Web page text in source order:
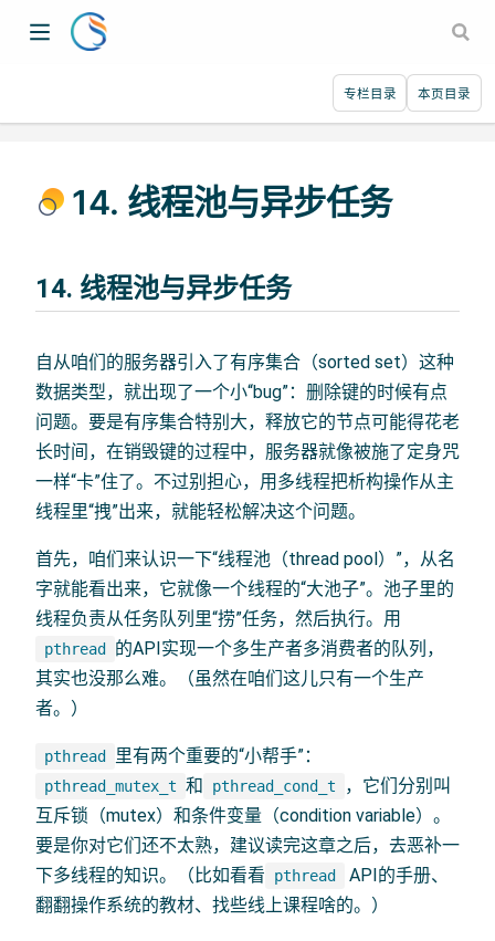
专栏目录 本页目录
14. 线程池与异步任务
14. 线程池与异步任务
自从咱们的服务器引入了有序集合（sorted set）这种
数据类型，就出现了一个小“bug”：删除键的时候有点
问题。要是有序集合特别大，释放它的节点可能得花老
长时间，在销毁键的过程中，服务器就像被施了定身咒
一样“卡”住了。不过别担心，用多线程把析构操作从主
线程里“拽”出来，就能轻松解决这个问题。
首先，咱们来认识一下“线程池（thread pool）”，从名
字就能看出来，它就像一个线程的“大池子”。池子里的
线程负责从任务队列里“捞”任务，然后执行。用
pthread
的API实现一个多生产者多消费者的队列，
其实也没那么难。（虽然在咱们这儿只有一个生产
者。）
pthread 里有两个重要的“小帮手”：
pthread_mutex_t 和 pthread_cond_t
，它们分别叫
互斥锁（mutex）和条件变量（condition variable）。
要是你对它们还不太熟，建议读完这章之后，去恶补一
下多线程的知识。（比如看看
pthread
API的手册、
翻翻操作系统的教材、找些线上课程啥的。）